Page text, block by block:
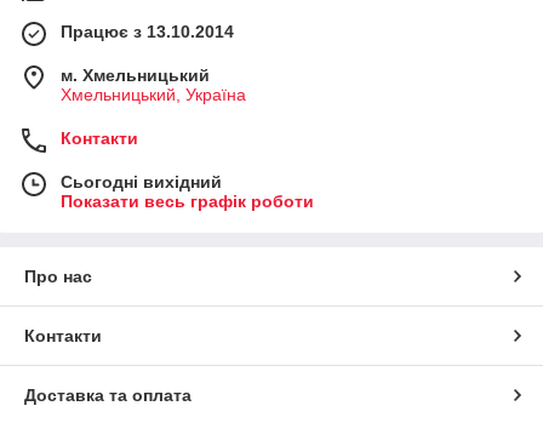
Працює з 13.10.2014
м. Хмельницький
Хмельницький, Україна
Контакти
Сьогодні вихідний
Показати весь графік роботи
Про нас
Контакти
Доставка та оплата